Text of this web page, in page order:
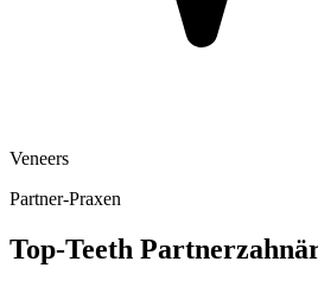
Veneers
Partner-Praxen
Top-Teeth